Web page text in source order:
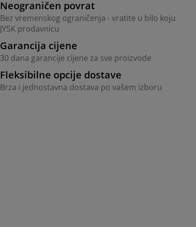
Neograničen povrat
Bez vremenskog ograničenja - vratite u bilo koju
JYSK prodavnicu
Garancija cijene
30 dana garancije cijene za sve proizvode
Fleksibilne opcije dostave
Brza i jednostavna dostava po vašem izboru